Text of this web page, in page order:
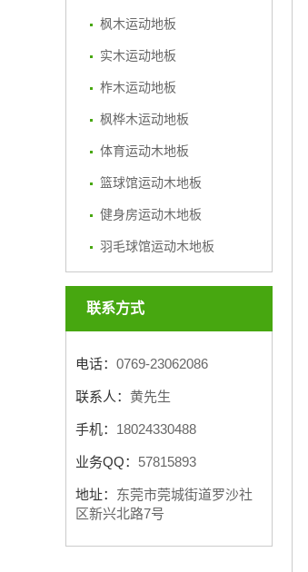
枫木运动地板
实木运动地板
柞木运动地板
枫桦木运动地板
体育运动木地板
篮球馆运动木地板
健身房运动木地板
羽毛球馆运动木地板
联系方式
电话： 0769-23062086
联系人： 黄先生
手机： 18024330488
业务QQ： 57815893
地址： 东莞市莞城街道罗沙社
区新兴北路7号